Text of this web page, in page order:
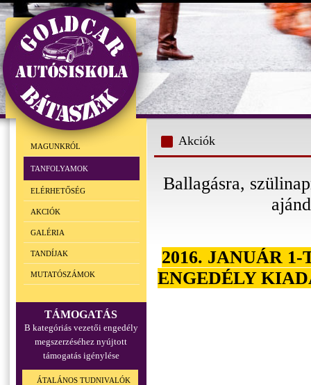
MAGUNKRÓL
TANFOLYAMOK
ELÉRHETŐSÉG
AKCIÓK
GALÉRIA
TANDÍJAK
MUTATÓSZÁMOK
TÁMOGATÁS
B kategóriás vezetői engedély
megszerzéséhez nyújtott
támogatás igénylése
ÁTALÁNOS TUDNIVALÓK
Akciók
Ballagásra,
2016. JANUÁR
ENGEDÉLY